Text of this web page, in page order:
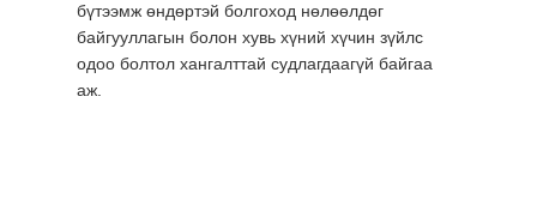
бүтээмж өндөртэй болгоход нөлөөлдөг
байгууллагын болон хувь хүний хүчин зүйлс
одоо болтол хангалттай судлагдаагүй байгаа
аж.